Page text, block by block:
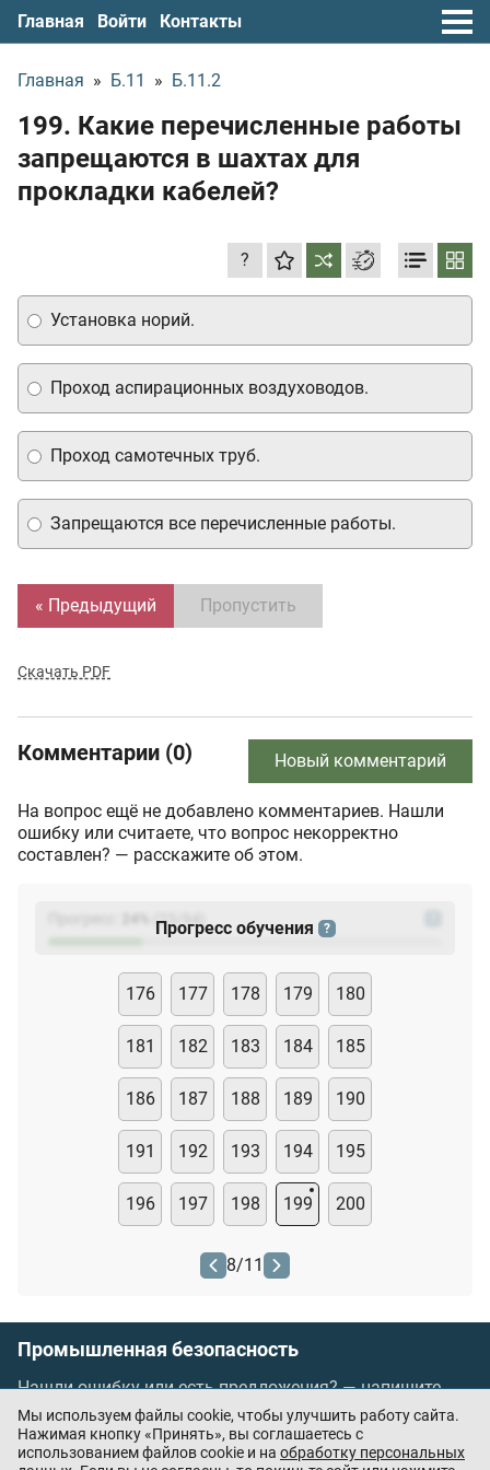
Главная Войти Контакты
Главная » Б.11 » Б.11.2
199. Какие перечисленные работы
запрещаются в шахтах для
прокладки кабелей?
?
Установка норий.
Проход самотечных труб.
Запрещаются все перечисленные работы.
Проход аспирационных воздуховодов.
« Предыдущий Пропустить
Скачать PDF
Комментарии (0) Новый комментарий
На вопрос ещё не добавлено комментариев. Нашли
ошибку или считаете, что вопрос некорректно
составлен? — расскажите об этом.
(23
Прогресс обучения ?
176 177 178 179 180
181 182 183 184 185
186 187 188 189 190
191 192 193 194 195
196 197 198 199 200
8/11
Промышленная безопасность
Нашли ошибку или есть предложения? —напишите
нам
Порядок проведения оплаты по банковским
картам/Цены/Оферта
Мы используем файлы cookie, чтобы улучшить работу сайта.
Нажимая кнопку «Принять», вы соглашаетесь с
использованием файлов cookie и на обработку персональных